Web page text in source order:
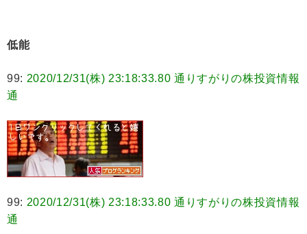
低能
99: 2020/12/31(株) 23:18:33.80 通りすがりの株投資情報
通
99: 2020/12/31(株) 23:18:33.80 通りすがりの株投資情報
通